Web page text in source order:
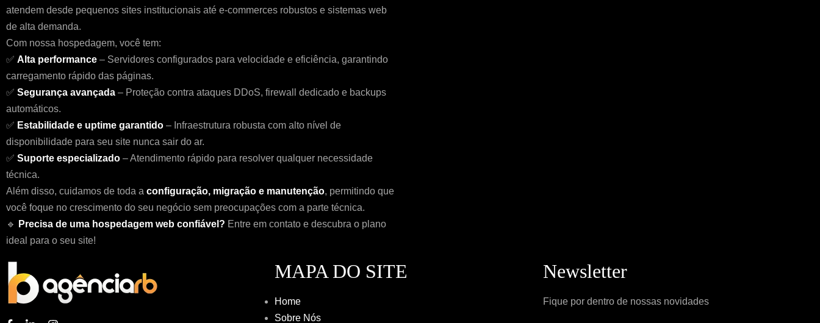
atendem desde pequenos sites institucionais até e-commerces robustos e sistemas web
de alta demanda.
Com nossa hospedagem, você tem:
✅ Alta performance – Servidores configurados para velocidade e eficiência, garantindo
carregamento rápido das páginas.
✅ Segurança avançada – Proteção contra ataques DDoS, firewall dedicado e backups
automáticos.
✅ Estabilidade e uptime garantido – Infraestrutura robusta com alto nível de
disponibilidade para seu site nunca sair do ar.
✅ Suporte especializado – Atendimento rápido para resolver qualquer necessidade
técnica.
Além disso, cuidamos de toda a configuração, migração e manutenção, permitindo que
você foque no crescimento do seu negócio sem preocupações com a parte técnica.
🔹
Precisa de uma hospedagem web confiável? Entre em contato e descubra o plano
ideal para o seu site!
MAPA DO SITE
Home
Sobre Nós
Newsletter
Fique por dentro de nossas novidades